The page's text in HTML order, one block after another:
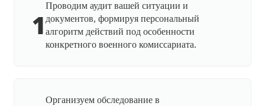
1
Проводим аудит вашей ситуации и
документов, формируя персональный
алгоритм действий под особенности
конкретного военного комиссариата.
Организуем обследование в